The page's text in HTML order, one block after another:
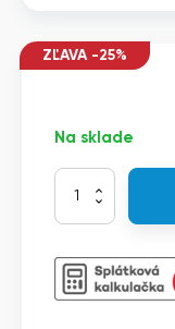
ZĽAVA -25%
Na sklade
množstvo
ACP-
Split